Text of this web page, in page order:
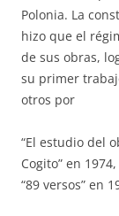
Polonia. La
hizo que el
de sus obras,
su primer
otros por
“El estudio del
Cogito” en
“89 versos” en